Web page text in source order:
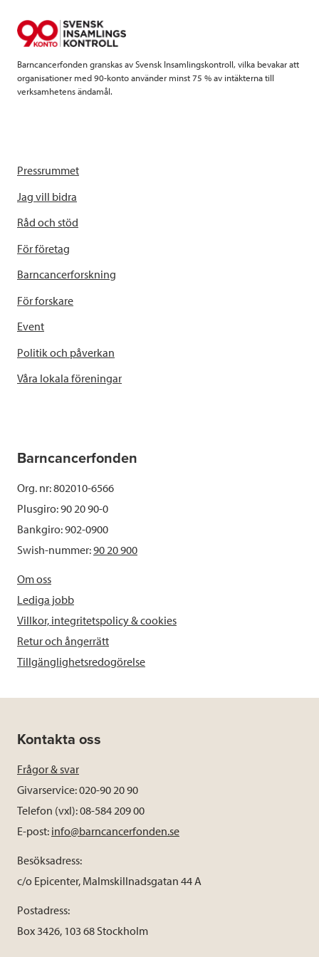
k
Barncancerfonden granskas av Svensk Insamlingskontroll, vilka bevakar att
organisationer med 90-konto använder minst 75 % av intäkterna till
verksamhetens ändamål.
Pressrummet
Jag vill bidra
Råd och stöd
För företag
Barncancerforskning
För forskare
Event
Politik och påverkan
Våra lokala föreningar
Barncancerfonden
Org. nr: 802010-6566
Plusgiro: 90 20 90-0
Bankgiro: 902-0900
Swish-nummer:90 20 900
Om oss
Lediga jobb
Villkor, integritetspolicy & cookies
Retur och ångerrätt
Tillgänglighetsredogörelse
Kontakta oss
Frågor & svar
Givarservice: 020-90 20 90
Telefon (vxl): 08-584 209 00
E-post: info@barncancerfonden.se
Besöksadress:
c/o Epicenter, Malmskillnadsgatan 44 A
Postadress:
Box 3426, 103 68 Stockholm